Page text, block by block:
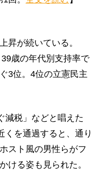
昇が続いている。
歳の年代別支持率で
3位。4位の立憲民主
税」などと唱えた
くを通過すると、通り
スト風の男性らがフ
ける姿も見られた。